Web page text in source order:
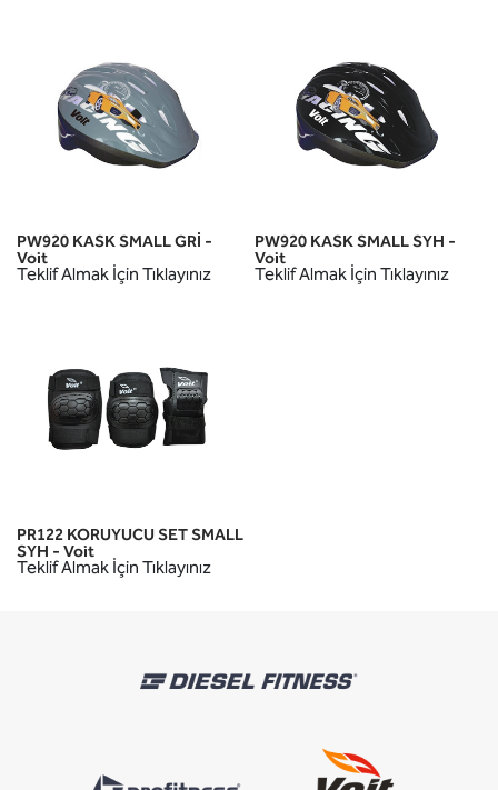
PW920 KASK SMALL GRİ -
Voit
Teklif Almak İçin Tıklayınız
PW920 KASK SMALL SYH -
Voit
Teklif Almak İçin Tıklayınız
PR122 KORUYUCU SET SMALL
SYH - Voit
Teklif Almak İçin Tıklayınız